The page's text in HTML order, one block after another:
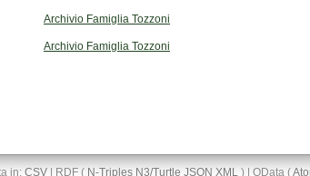
Archivio Famiglia Tozzoni
Archivio Famiglia Tozzoni
in: CSV| RDF ( N-Triples N3/Turtle JSON XML) | OData (